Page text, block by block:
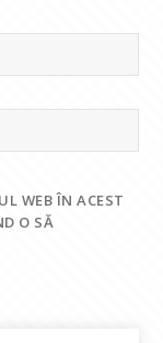
WEB ÎN ACEST
O SĂ